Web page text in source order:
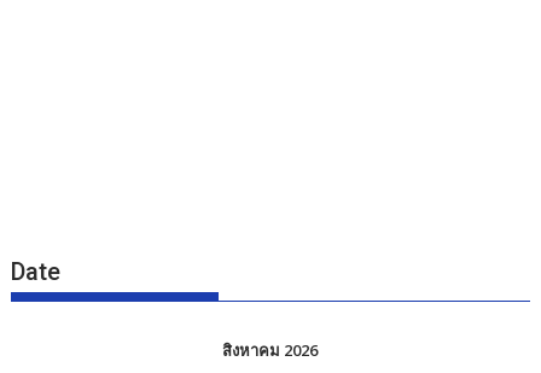
Date
สิงหาคม 2026